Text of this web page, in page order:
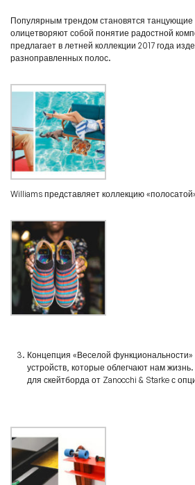
Популярным трендом становятся танцующие
олицетворяют собой понятие радостной
предлагает в летней коллекции 2017 года
разноправленных полос.
Williams представляет коллекцию
Концепция «Веселой функциональности»
устройств, которые облегчают нам
для скейтборда от Zanocchi & Starke с